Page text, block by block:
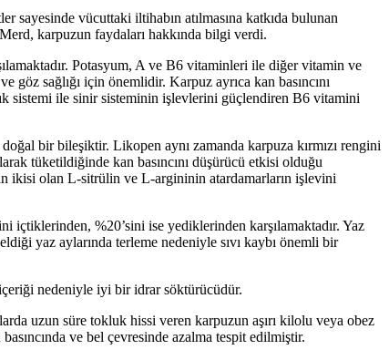
vücuttaki iltihabın atılmasına katkıda bulunan
karpuzun faydaları hakkında bilgi verdi.
Potasyum, A ve B6 vitaminleri ile diğer vitamin ve
sağlığı için önemlidir. Karpuz ayrıca kan basıncını
sistemi ile sinir sisteminin işlevlerini güçlendiren B6 vitamini
bir bileşiktir. Likopen aynı zamanda karpuza kırmızı rengini
tüketildiğinde kan basıncını düşürücü etkisi olduğu
ikisi olan L-sitrülin ve L-argininin atardamarların işlevini
içtiklerinden, %20’sini ise yediklerinden karşılamaktadır. Yaz
yaz aylarında terleme nedeniyle sıvı kaybı önemli bir
nedeniyle iyi bir idrar söktürücüdür.
uzun süre tokluk hissi veren karpuzun aşırı kilolu veya obez
ve bel çevresinde azalma tespit edilmiştir.